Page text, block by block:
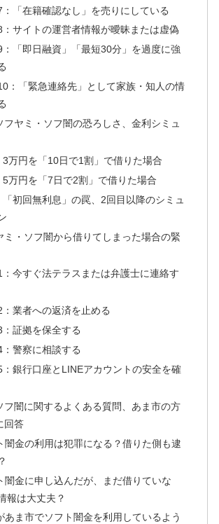
「在籍確認なし」を売りにしている
サイトの運営者情報が曖昧または虚偽
「即日融資」「最短30分」を過度に強
：「緊急連絡先」として家族・知人の情
フヤミ・ソフ闇の恐ろしさ、金利シミュ
3万円を「10日で1割」で借りた場合
万円を「7日で2割」で借りた場合
初回無利息」の罠、2回目以降のシミュ
ミ・ソフ闇から借りてしまった場合の緊
：今すぐ法テラスまたは弁護士に連絡す
：業者への返済を止める
：証拠を保全する
：警察に相談する
：銀行口座とLINEアカウントの安全を確
フ闇に関するよくある質問、あま市の方
回答
闇金の利用は犯罪になる？借りた側も逮
闇金に申し込んだが、まだ借りていな
報は大丈夫？
あま市でソフト闇金を利用しているよう